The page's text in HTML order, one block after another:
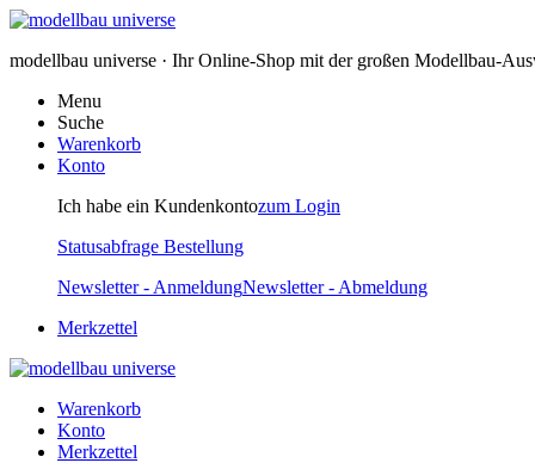
modellbau universe · Ihr Online-Shop mit der großen Modellbau-
Menu
Suche
Warenkorb
Konto
Ich habe ein Kundenkontozum Login
Statusabfrage Bestellung
Newsletter - AnmeldungNewsletter - Abmeldung
Merkzettel
Warenkorb
Konto
Merkzettel